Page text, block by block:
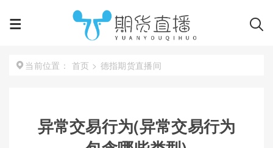
当前位置： 首页 > 德指期货直播间
异常交易行为(异常交易行为